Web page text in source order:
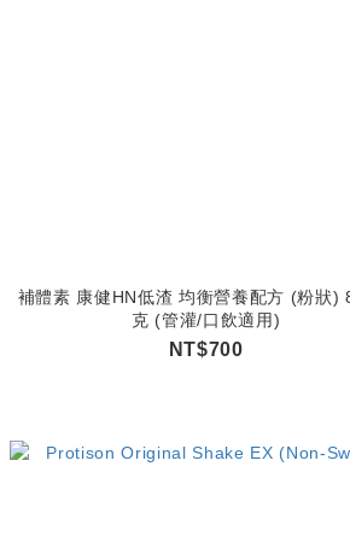
補體素 康健HN低渣 均衡營養配方 (粉狀)
克 (管灌/口飲適用)
NT$700